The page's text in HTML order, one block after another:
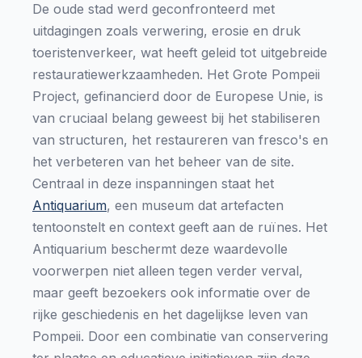
De oude stad werd geconfronteerd met
uitdagingen zoals verwering, erosie en druk
toeristenverkeer, wat heeft geleid tot uitgebreide
restauratiewerkzaamheden. Het Grote Pompeii
Project, gefinancierd door de Europese Unie, is
van cruciaal belang geweest bij het stabiliseren
van structuren, het restaureren van fresco's en
het verbeteren van het beheer van de site.
Centraal in deze inspanningen staat het
Antiquarium, een museum dat artefacten
tentoonstelt en context geeft aan de ruïnes. Het
Antiquarium beschermt deze waardevolle
voorwerpen niet alleen tegen verder verval,
maar geeft bezoekers ook informatie over de
rijke geschiedenis en het dagelijkse leven van
Pompeii. Door een combinatie van conservering